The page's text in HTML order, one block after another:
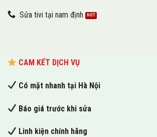
Sửa tivi tại nam định
CAM KẾT DỊCH VỤ
Có mặt nhanh tại Hà Nội
Báo giá trước khi sửa
Linh kiện chính hãng